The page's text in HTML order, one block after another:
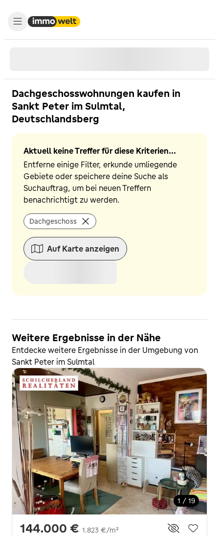
Dachgeschosswohnungen kaufen in
Sankt Peter im Sulmtal,
Deutschlandsberg
Aktuell keine Treffer für diese Kriterien...
Entferne einige Filter, erkunde umliegende
Gebiete oder speichere deine Suche als
Suchauftrag, um bei neuen Treffern
benachrichtigt zu werden.
Dachgeschoss
Auf Karte anzeigen
Weitere Ergebnisse in der Nähe
Entdecke weitere Ergebnisse in der Umgebung von
Sankt Peter im Sulmtal
1 / 19
144.000 € 1.823 €/m²